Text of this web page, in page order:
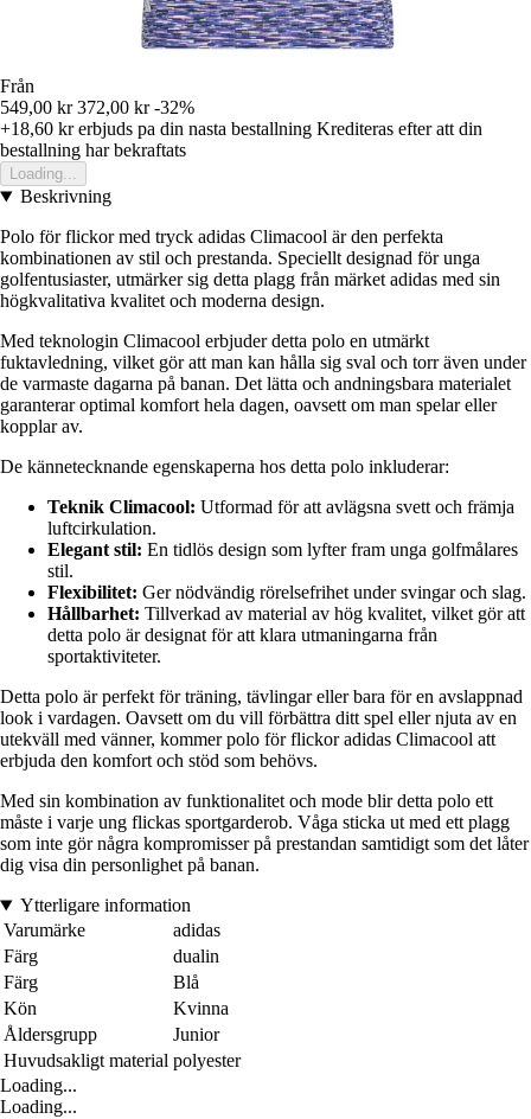
Från
549,00 kr 372,00 kr -32%
+18,60 krerbjuds pa din nasta bestallning Krediteras efter att din
bestallning har bekraftats
Loading...
Beskrivning
Polo för flickor med tryck adidas Climacool är den perfekta
kombinationen av stil och prestanda. Speciellt designad för unga
golfentusiaster, utmärker sig detta plagg från märket adidas med sin
högkvalitativa kvalitet och moderna design.
Med teknologin Climacool erbjuder detta polo en utmärkt
fuktavledning, vilket gör att man kan hålla sig sval och torr även under
de varmaste dagarna på banan. Det lätta och andningsbara materialet
garanterar optimal komfort hela dagen, oavsett om man spelar eller
kopplar av.
De kännetecknande egenskaperna hos detta polo inkluderar:
Teknik Climacool: Utformad för att avlägsna svett och främja
luftcirkulation.
Elegant stil: En tidlös design som lyfter fram unga golfmålares
stil.
Flexibilitet: Ger nödvändig rörelsefrihet under svingar och slag.
Hållbarhet: Tillverkad av material av hög kvalitet, vilket gör att
detta polo är designat för att klara utmaningarna från
sportaktiviteter.
Detta polo är perfekt för träning, tävlingar eller bara för en avslappnad
look i vardagen. Oavsett om du vill förbättra ditt spel eller njuta av en
utekväll med vänner, kommer polo för flickor adidas Climacool att
erbjuda den komfort och stöd som behövs.
Med sin kombination av funktionalitet och mode blir detta polo ett
måste i varje ung flickas sportgarderob. Våga sticka ut med ett plagg
som inte gör några kompromisser på prestandan samtidigt som det låter
dig visa din personlighet på banan.
Ytterligare information
Varumärke
adidas
Färg
dualin
Färg
Blå
Kön
Kvinna
Åldersgrupp
Junior
Huvudsakligt material polyester
Loading...
Loading...